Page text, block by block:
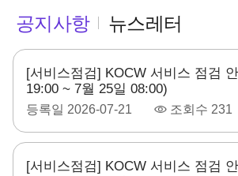
공지사항 뉴스레터
[서비스점검] KOCW 서비스 점검
19:00 ~ 7월 25일 08:00)
등록일 2026-07-21 조회수 231
[서비스점검] KOCW 서비스 점검